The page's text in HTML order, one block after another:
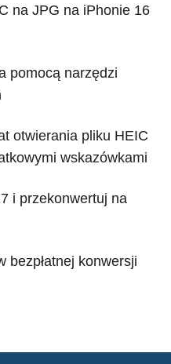
na JPG na iPhonie 16
pomocą narzędzi
otwierania pliku HEIC
wskazówkami
i przekonwertuj na
bezpłatnej konwersji